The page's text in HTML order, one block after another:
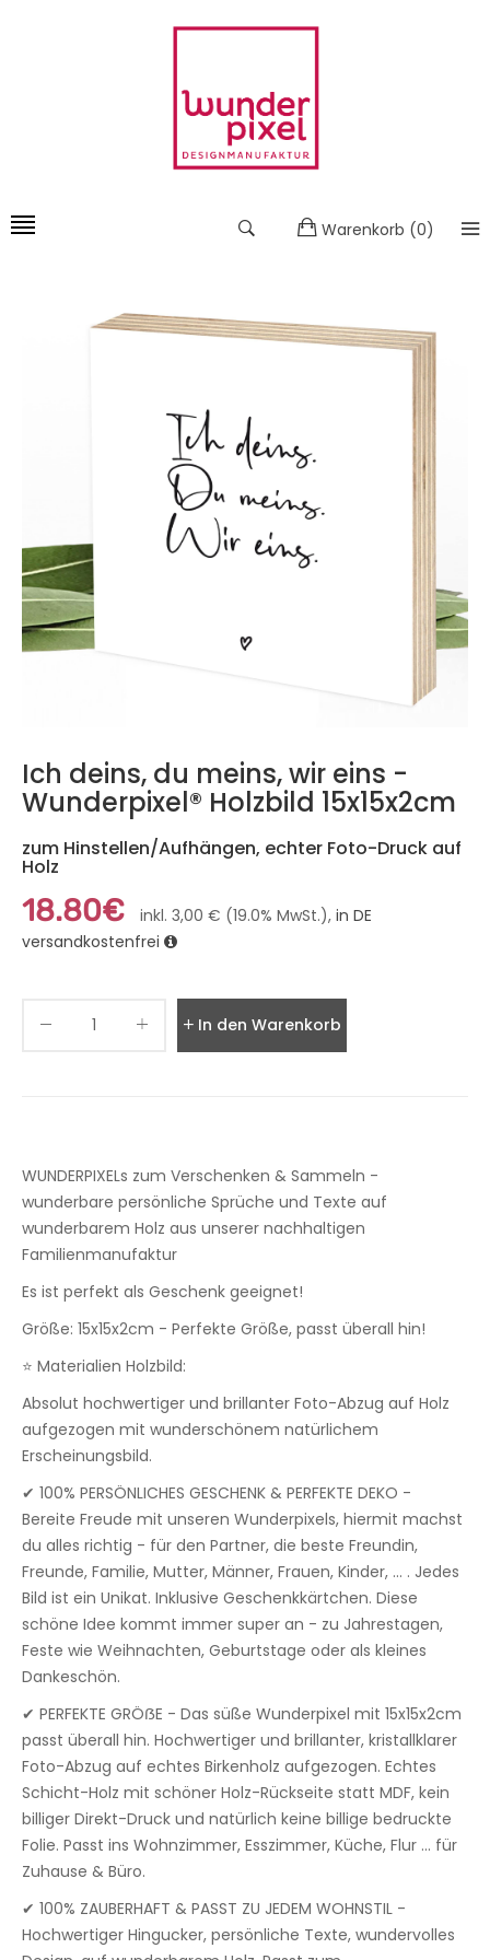
Warenkorb (0)
Ich deins, du meins, wir eins -
Wunderpixel® Holzbild 15x15x2cm
zum Hinstellen/Aufhängen, echter Foto-Druck auf
Holz
18.80€ inkl. 3,00 € (19.0% MwSt.), in DE
versandkostenfrei
In den Warenkorb legen
WUNDERPIXELs zum Verschenken & Sammeln -
wunderbare persönliche Sprüche und Texte auf
wunderbarem Holz aus unserer nachhaltigen
Familienmanufaktur
Es ist perfekt als Geschenk geeignet!
Größe: 15x15x2cm - Perfekte Größe, passt überall hin!
⭐ Materialien Holzbild:
Absolut hochwertiger und brillanter Foto-Abzug auf Holz
aufgezogen mit wunderschönem natürlichem
Erscheinungsbild.
✔ 100% PERSÖNLICHES GESCHENK & PERFEKTE DEKO -
Bereite Freude mit unseren Wunderpixels, hiermit machst
du alles richtig - für den Partner, die beste Freundin,
Freunde, Familie, Mutter, Männer, Frauen, Kinder, ... . Jedes
Bild ist ein Unikat. Inklusive Geschenkkärtchen. Diese
schöne Idee kommt immer super an - zu Jahrestagen,
Feste wie Weihnachten, Geburtstage oder als kleines
Dankeschön.
✔ PERFEKTE GRÖẞE - Das süße Wunderpixel mit 15x15x2cm
passt überall hin. Hochwertiger und brillanter, kristallklarer
Foto-Abzug auf echtes Birkenholz aufgezogen. Echtes
Schicht-Holz mit schöner Holz-Rückseite statt MDF, kein
billiger Direkt-Druck und natürlich keine billige bedruckte
Folie. Passt ins Wohnzimmer, Esszimmer, Küche, Flur ... für
Zuhause & Büro.
✔ 100% ZAUBERHAFT & PASST ZU JEDEM WOHNSTIL -
Hochwertiger Hingucker, persönliche Texte, wundervolles